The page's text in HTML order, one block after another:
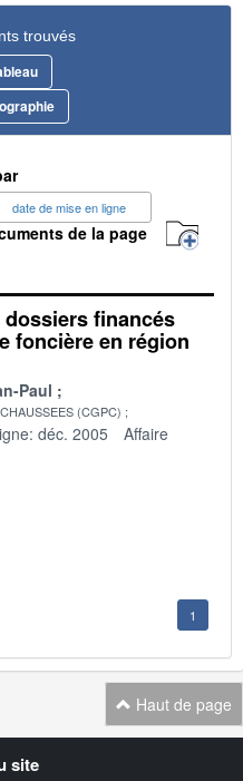
trouvés
date de mise en ligne
de la page
financés
foncière en région
Paul
(CGPC)
déc. 2005
Affaire
1
Haut de page
site